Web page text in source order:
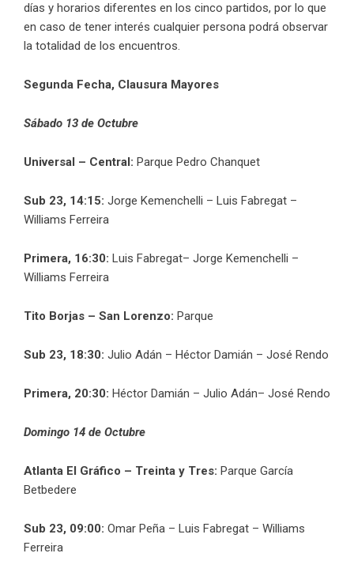
días y horarios diferentes en los cinco partidos, por lo que
en caso de tener interés cualquier persona podrá observar
la totalidad de los encuentros.
Segunda Fecha, Clausura Mayores
Sábado 13 de Octubre
Universal – Central: Parque Pedro Chanquet
Sub 23, 14:15: Jorge Kemenchelli – Luis Fabregat –
Williams Ferreira
Primera, 16:30: Luis Fabregat– Jorge Kemenchelli –
Williams Ferreira
Tito Borjas – San Lorenzo: Parque
Sub 23, 18:30: Julio Adán – Héctor Damián – José Rendo
Primera, 20:30: Héctor Damián – Julio Adán– José Rendo
Domingo 14 de Octubre
Atlanta El Gráfico – Treinta y Tres: Parque García
Betbedere
Sub 23, 09:00: Omar Peña – Luis Fabregat – Williams
Ferreira